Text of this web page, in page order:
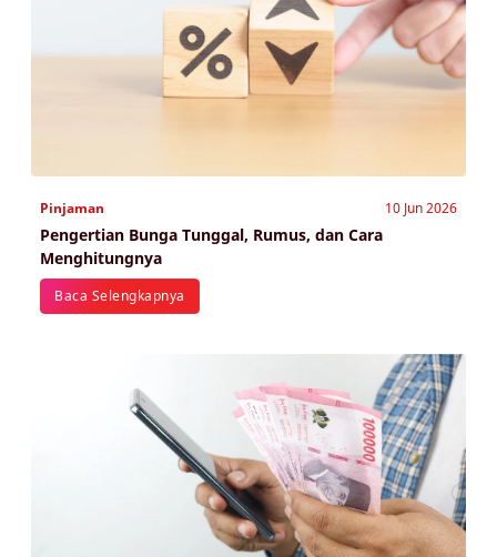
Pinjaman 10 Jun 2026
Pengertian Bunga Tunggal, Rumus, dan Cara
Menghitungnya
Baca Selengkapnya